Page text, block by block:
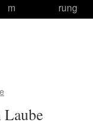
m
rung
Laube